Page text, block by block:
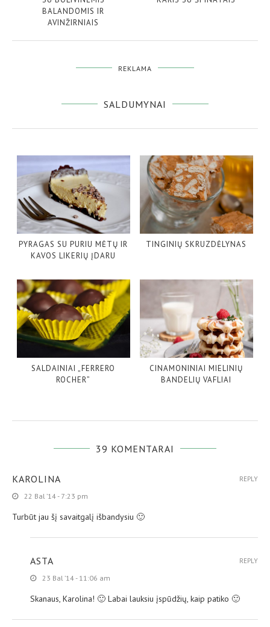
BALANDOMIS IR
AVINŽIRNIAIS
REKLAMA
SALDUMYNAI
PYRAGAS SU PURIU MĖTŲ IR
KAVOS LIKERIŲ ĮDARU
TINGINIŲ SKRUZDĖLYNAS
SALDAINIAI „FERRERO
ROCHER”
CINAMONINIAI MIELINIŲ
BANDELIŲ VAFLIAI
39 KOMENTARAI
KAROLINA
22 Bal ’14 - 7:23 pm
Turbūt jau šį savaitgalį išbandysiu 🙂
REPLY
ASTA
23 Bal ’14 - 11:06 am
Skanaus, Karolina! 🙂 Labai lauksiu įspūdžių, kaip patiko 🙂
REPLY